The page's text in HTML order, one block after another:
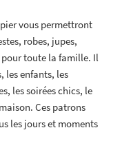
vous permettront
robes, jupes,
toute la famille. Il
les enfants, les
les soirées chics, le
Ces patrons
les jours et moments